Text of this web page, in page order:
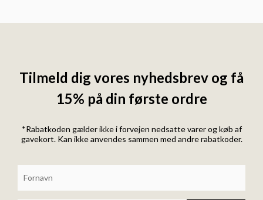
Tilmeld dig vores nyhedsbrev og få
15% på din første ordre
*Rabatkoden gælder ikke i forvejen nedsatte varer og køb af
gavekort. Kan ikke anvendes sammen med andre rabatkoder.